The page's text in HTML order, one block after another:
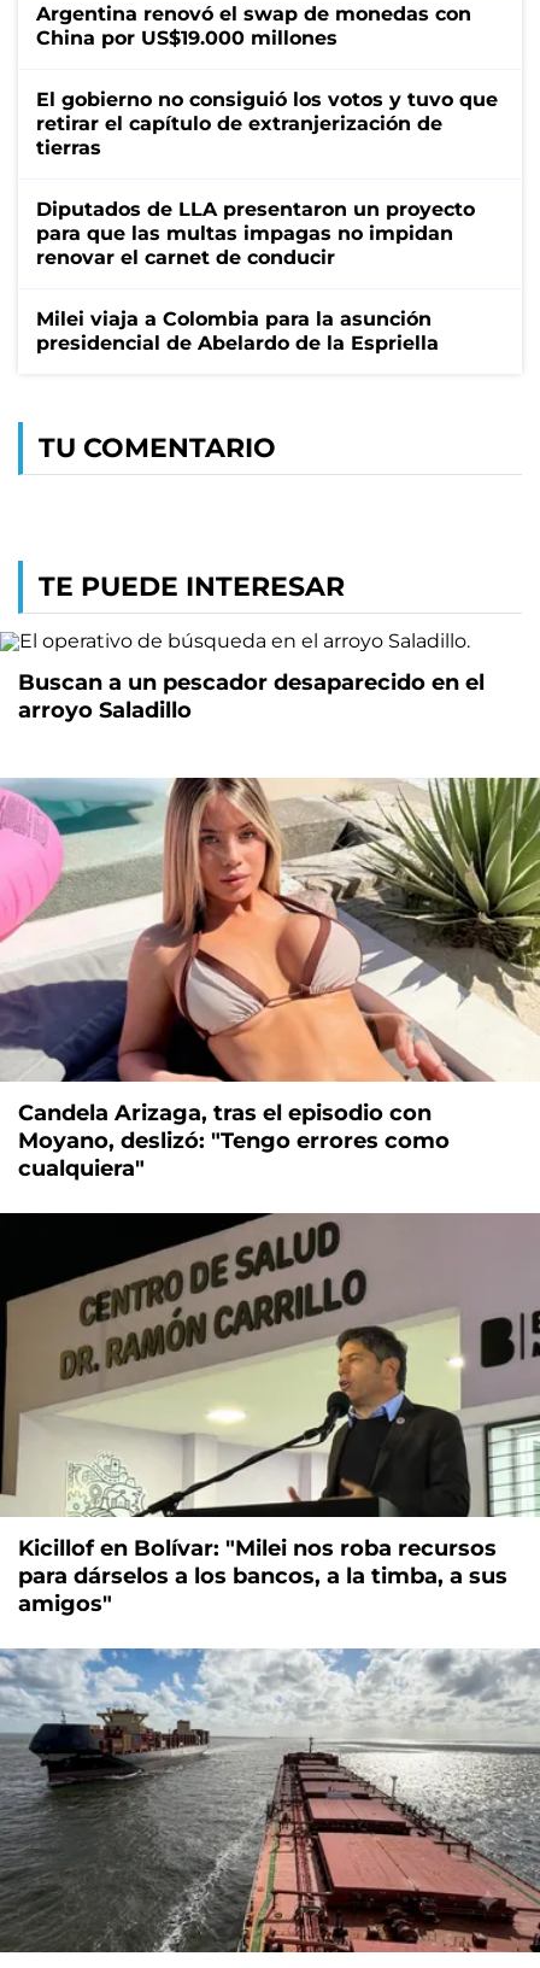
Argentina renovó el swap de monedas con
China por US$19.000 millones
El gobierno no consiguió los votos y tuvo que
retirar el capítulo de extranjerización de
tierras
Diputados de LLA presentaron un proyecto
para que las multas impagas no impidan
renovar el carnet de conducir
Milei viaja a Colombia para la asunción
presidencial de Abelardo de la Espriella
TU COMENTARIO
TE PUEDE INTERESAR
Buscan a un pescador desaparecido en el
arroyo Saladillo
Candela Arizaga, tras el episodio con
Moyano, deslizó: "Tengo errores como
cualquiera"
Kicillof en Bolívar: "Milei nos roba recursos
para dárselos a los bancos, a la timba, a sus
amigos"